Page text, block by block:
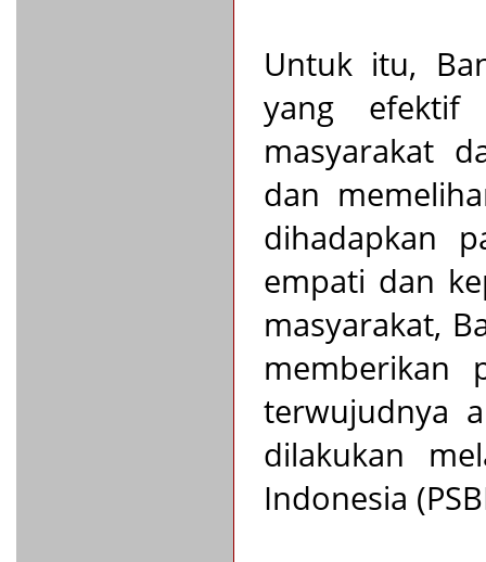
Untuk itu,
yang efektif
masyarakat
dan
dihadapkan
empati dan
masyarakat,
memberikan
terwujudnya
dilakukan
Indonesia